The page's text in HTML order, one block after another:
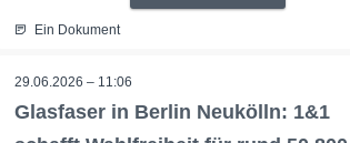
Ein Dokument
29.06.2026 – 11:06
Glasfaser in Berlin Neukölln: 1&1